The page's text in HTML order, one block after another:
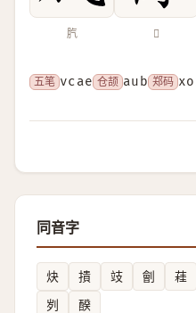
䏗 𦟡
五笔 vcae 仓颉 aub 郑码
同音字
炔 撌 攱 劊 蓕
刿
䤆